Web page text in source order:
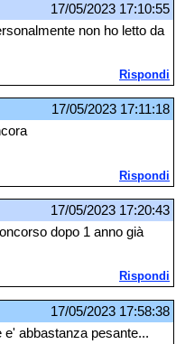
17/05/2023 17:10:55
non ho letto da
Rispondi
17/05/2023 17:11:18
Rispondi
17/05/2023 17:20:43
dopo 1 anno già
Rispondi
17/05/2023 17:58:38
abbastanza pesante...